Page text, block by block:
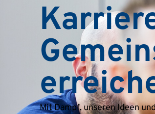
Mit Dampf, unseren Ideen